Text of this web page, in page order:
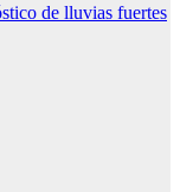
de lluvias fuertes